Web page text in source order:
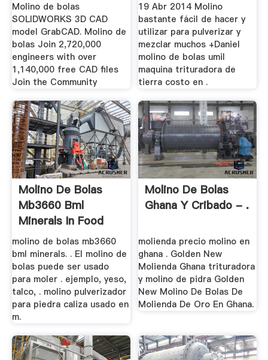
Molino de bolas
SOLIDWORKS 3D CAD
model GrabCAD. Molino de
bolas Join 2,720,000
engineers with over
1,140,000 free CAD files
Join the Community
19 Abr 2014 Molino
bastante fácil de hacer y
utilizar para pulverizar y
mezclar muchos +Daniel
molino de bolas umil
maquina trituradora de
tierra costo en .
Molino De Bolas
Mb3660 Bml
Minerals In Food
molino de bolas mb3660
bml minerals. . El molino de
bolas puede ser usado
para moler . ejemplo, yeso,
talco, . molino pulverizador
para piedra caliza usado en
m.
Molino De Bolas
Ghana Y Cribado - .
molienda precio molino en
ghana . Golden New
Molienda Ghana trituradora
y molino de pidra Golden
New Molino De Bolas De
Molienda De Oro En Ghana.